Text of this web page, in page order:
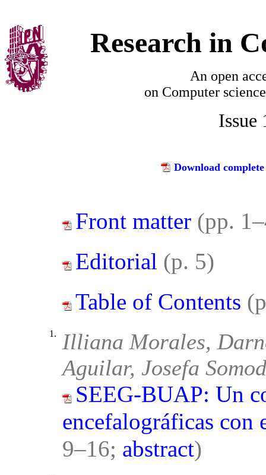
Research in
An open
on Computer
Issue
Download complete
Front matter (pp.
Editorial (p. 5)
Table of Contents
1.
Illiana Morales,
Aguilar, Josefa
SEEG-BUAP: Un
encefalográficas con
9–16; abstract)